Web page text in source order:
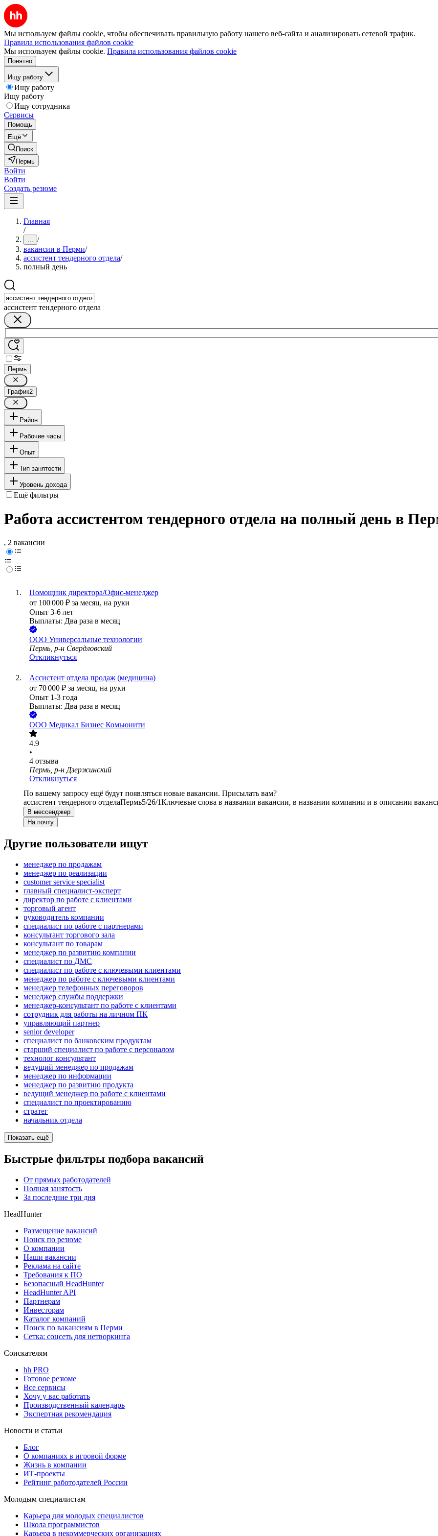
Мы используем файлы cookie, чтобы обеспечивать правильную работу нашего веб-сайта и анализировать сетевой трафик.
Правила использования файлов cookie
Мы используем файлы cookie. Правила использования файлов cookie
Понятно
Ищу работу
Ищу работу
Ищу работу
Ищу сотрудника
Сервисы
Помощь
Ещё
Поиск
Пермь
Войти
Войти
Создать резюме
Главная
/
... /
вакансии в Перми/
ассистент тендерного отдела/
полный день
ассистент тендерного отдела
Пермь
График2
Район
Рабочие часы
Опыт
Тип занятости
Уровень дохода
Ещё фильтры
Работа ассистентом тендерного отдела на полный день в
, 2 вакансии
Помощник директора/Офис-менеджер
от 100 000 ₽ за месяц, на руки
Опыт 3-6 лет
Выплаты: Два раза в месяц
ООО Универсальные технологии
Пермь, р-н Свердловский
Откликнуться
Ассистент отдела продаж (медицина)
от 70 000 ₽ за месяц, на руки
Опыт 1-3 года
Выплаты: Два раза в месяц
ООО Медикал Бизнес Комьюнити
4.9
•
4 отзыва
Пермь, р-н Дзержинский
Откликнуться
По вашему запросу ещё будут появляться новые вакансии. Присылать вам?
ассистент тендерного отделаПермь5/26/1Ключевые слова в названии вакансии, в названии компании и в описании
В мессенджер
На почту
Другие пользователи ищут
менеджер по продажам
менеджер по реализации
customer service specialist
главный специалист-эксперт
директор по работе с клиентами
торговый агент
руководитель компании
специалист по работе с партнерами
консультант торгового зала
консультант по товарам
менеджер по развитию компании
специалист по ДМС
специалист по работе с ключевыми клиентами
менеджер по работе с ключевыми клиентами
менеджер телефонных переговоров
менеджер службы поддержки
менеджер-консультант по работе с клиентами
сотрудник для работы на личном ПК
управляющий партнер
senior developer
специалист по банковским продуктам
старший специалист по работе с персоналом
технолог консультант
ведущий менеджер по продажам
менеджер по информации
менеджер по развитию продукта
ведущий менеджер по работе с клиентами
специалист по проектированию
стратег
начальник отдела
Показать ещё
Быстрые фильтры подбора вакансий
От прямых работодателей
Полная занятость
За последние три дня
HeadHunter
Размещение вакансий
Поиск по резюме
О компании
Наши вакансии
Реклама на сайте
Требования к ПО
Безопасный HeadHunter
HeadHunter API
Партнерам
Инвесторам
Каталог компаний
Поиск по вакансиям в Перми
Сетка: соцсеть для нетворкинга
Соискателям
hh PRO
Готовое резюме
Все сервисы
Хочу у вас работать
Производственный календарь
Экспертная рекомендация
Новости и статьи
Блог
О компаниях в игровой форме
Жизнь в компании
ИТ-проекты
Рейтинг работодателей России
Молодым специалистам
Карьера для молодых специалистов
Школа программистов
Карьера в некоммерческих организациях